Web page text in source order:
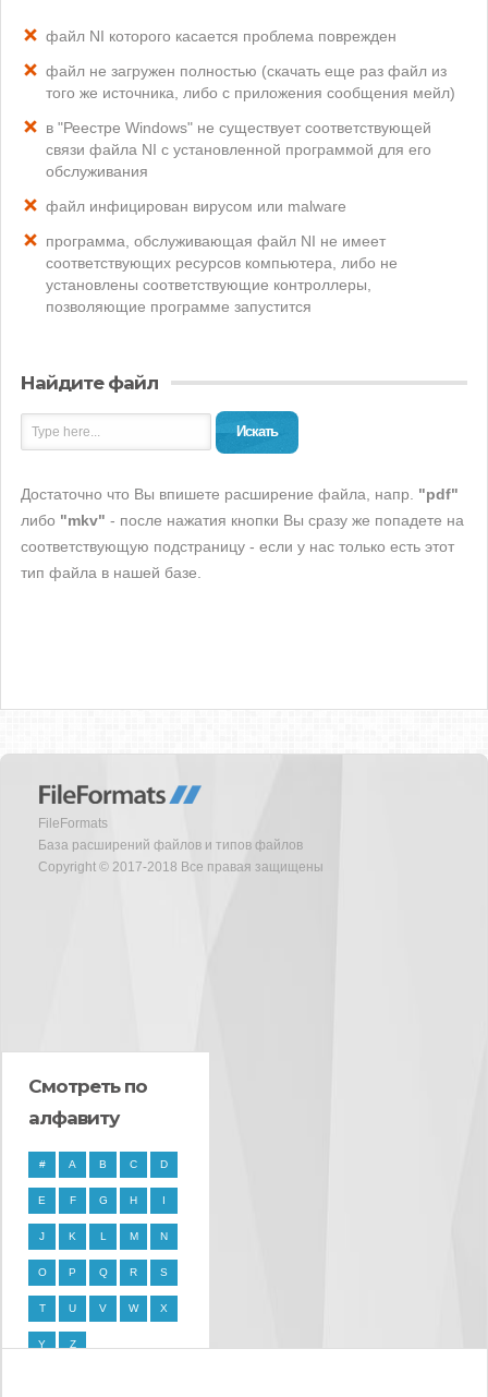
файл NI которого касается проблема поврежден
файл не загружен полностью (скачать еще раз файл из
того же источника, либо с приложения сообщения мейл)
в "Реестре Windows" не существует соответствующей
связи файла NI с установленной программой для его
обслуживания
файл инфицирован вирусом или malware
программа, обслуживающая файл NI не имеет
соответствующих ресурсов компьютера, либо не
установлены соответствующие контроллеры,
позволяющие программе запустится
Найдите файл
Искать
Достаточно что Вы впишете расширение файла, напр. "pdf"
либо "mkv" - после нажатия кнопки Вы сразу же попадете на
соответствующую подстраницу - если у нас только есть этот
тип файла в нашей базе.
FileFormats
База расширений файлов и типов файлов
Copyright © 2017-2018 Все правая защищены
Смотреть по
алфавиту
# A B C D
E F G H I
J K L M N
O P Q R S
T U V W X
Y Z